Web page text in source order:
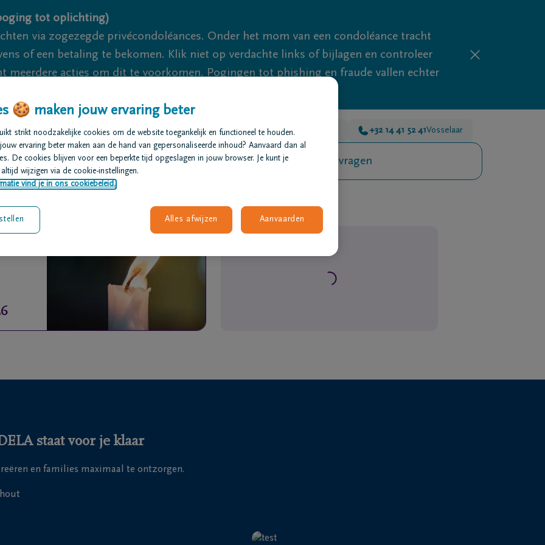
tot oplichting)
via zogezegde privécondoléances. Onder het mom van een condoléance tracht
of een betaling te bekomen. Klik niet op verdachte links of bijlagen en controleer
meerdere acties om dit te voorkomen. Pogingen tot phishing en fraude vallen echter
We zijn er voor je 24u/24 +32 14 41 52 41 +32 14 41 52 41Vosselaar
regelen Overlijdensberichten Ons uitvaartcentrum Veelgestelde vragen
staat voor je klaar
en families maximaal te ontzorgen.
🍪 maken jouw ervaring beter
strikt noodzakelijke cookies om de website toegankelijk en functioneel te houden.
ervaring beter maken aan de hand van gepersonaliseerde inhoud? Aanvaard dan al
De cookies blijven voor een beperkte tijd opgeslagen in jouw browser. Je kunt je
wijzigen via de cookie-instellingen.
vind je in ons cookiebeleid.
Alles afwijzen Aanvaarden